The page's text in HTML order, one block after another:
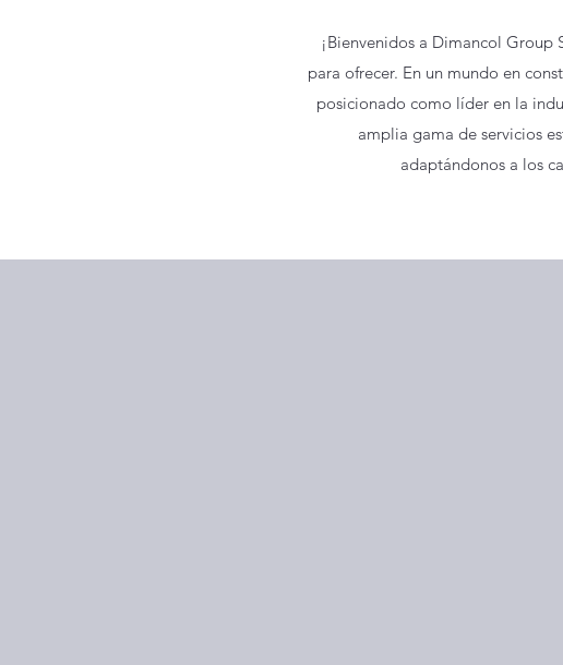
¡Bienvenidos a Dimancol Group
para ofrecer. En un mundo en
posicionado como líder en la
amplia gama de servicios
adaptándonos a los